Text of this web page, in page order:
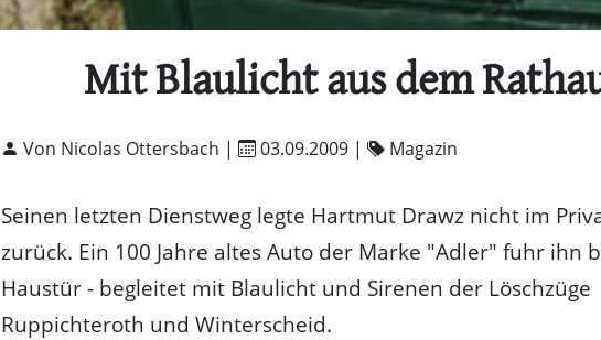
Mit Blaulicht aus dem
Von Nicolas Ottersbach | 03.09.2009 | Magazin
Seinen letzten Dienstweg legte Hartmut Drawz nicht im
zurück. Ein 100 Jahre altes Auto der Marke "Adler" fuhr ihn
Haustür - begleitet mit Blaulicht und Sirenen der Löschzüge
Ruppichteroth und Winterscheid.